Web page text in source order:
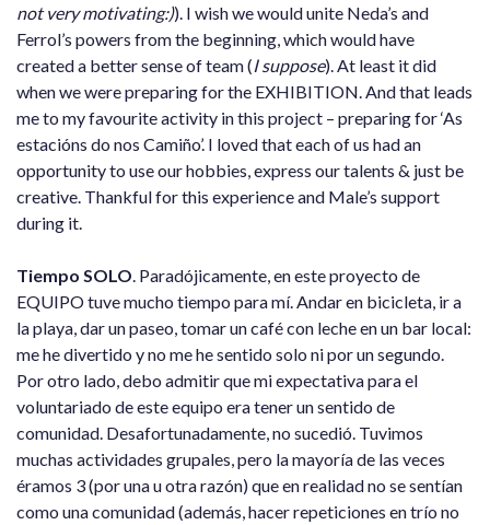
not very motivating:)). I wish we would unite Neda’s and
Ferrol’s powers from the beginning, which would have
created a better sense of team (I suppose). At least it did
when we were preparing for the EXHIBITION. And that leads
me to my favourite activity in this project – preparing for ‘As
estacións do nos Camiño’. I loved that each of us had an
opportunity to use our hobbies, express our talents & just be
creative. Thankful for this experience and Male’s support
during it.
Tiempo SOLO . Paradójicamente, en este proyecto de
EQUIPO tuve mucho tiempo para mí. Andar en bicicleta, ir a
la playa, dar un paseo, tomar un café con leche en un bar local:
me he divertido y no me he sentido solo ni por un segundo.
Por otro lado, debo admitir que mi expectativa para el
voluntariado de este equipo era tener un sentido de
comunidad. Desafortunadamente, no sucedió. Tuvimos
muchas actividades grupales, pero la mayoría de las veces
éramos 3 (por una u otra razón) que en realidad no se sentían
como una comunidad (además, hacer repeticiones en trío no